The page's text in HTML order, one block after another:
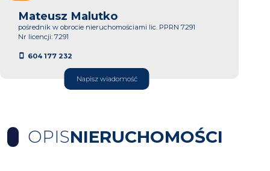
Mateusz Malutko
pośrednik w obrocie nieruchomościami lic. PPRN 7291
Nr licencji: 7291
604 177 232
Napisz wiadomość
OPISNIERUCHOMOŚCI